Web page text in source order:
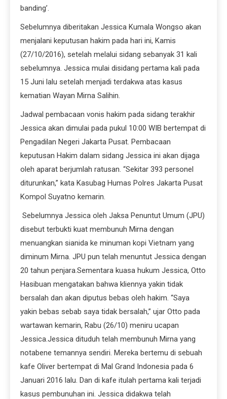
banding’.
Sebelumnya diberitakan Jessica Kumala Wongso akan
menjalani keputusan hakim pada hari ini, Kamis
(27/10/2016), setelah melalui sidang sebanyak 31 kali
sebelumnya. Jessica mulai disidang pertama kali pada
15 Juni lalu setelah menjadi terdakwa atas kasus
kematian Wayan Mirna Salihin.
Jadwal pembacaan vonis hakim pada sidang terakhir
Jessica akan dimulai pada pukul 10:00 WIB bertempat di
Pengadilan Negeri Jakarta Pusat. Pembacaan
keputusan Hakim dalam sidang Jessica ini akan dijaga
oleh aparat berjumlah ratusan. “Sekitar 393 personel
diturunkan,” kata Kasubag Humas Polres Jakarta Pusat
Kompol Suyatno kemarin.
Sebelumnya Jessica oleh Jaksa Penuntut Umum (JPU)
disebut terbukti kuat membunuh Mirna dengan
menuangkan sianida ke minuman kopi Vietnam yang
diminum Mirna. JPU pun telah menuntut Jessica dengan
20 tahun penjara.Sementara kuasa hukum Jessica, Otto
Hasibuan mengatakan bahwa kliennya yakin tidak
bersalah dan akan diputus bebas oleh hakim. “Saya
yakin bebas sebab saya tidak bersalah,” ujar Otto pada
wartawan kemarin, Rabu (26/10) meniru ucapan
Jessica.Jessica dituduh telah membunuh Mirna yang
notabene temannya sendiri. Mereka bertemu di sebuah
kafe Oliver bertempat di Mal Grand Indonesia pada 6
Januari 2016 lalu. Dan di kafe itulah pertama kali terjadi
kasus pembunuhan ini. Jessica didakwa telah